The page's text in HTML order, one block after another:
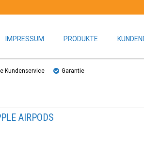
IMPRESSUM PRODUKTE
Kundenservice Garantie
AIRPODS